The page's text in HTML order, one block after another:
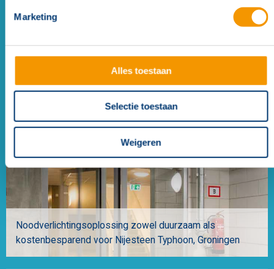
Marketing
Alles toestaan
Selectie toestaan
Weigeren
Brandmeldoplossing elimineert loze brandalarmen voor
Noodverlichtingsoplossing zowel duurzaam als
kostenbesparend voor Nijesteen Typhoon Groningen